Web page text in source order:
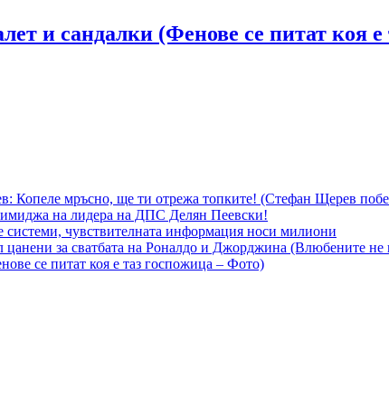
и сандалки (Фенове се питат коя
Копеле мръсно, ще ти отрежа топките! (Стефан Щерев
на лидера на ДПС Делян Пеевски!
системи, чувствителната информация носи милиони
цанени за сватбата на Роналдо и Джорджина (Влюбените
се питат коя е таз госпожица – Фото)